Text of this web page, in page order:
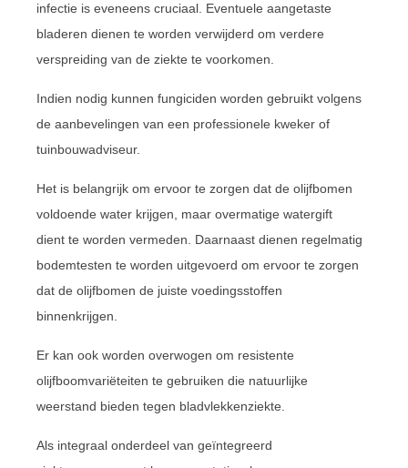
infectie is eveneens cruciaal. Eventuele aangetaste
bladeren dienen te worden verwijderd om verdere
verspreiding van de ziekte te voorkomen.
Indien nodig kunnen fungiciden worden gebruikt volgens
de aanbevelingen van een professionele kweker of
tuinbouwadviseur.
Het is belangrijk om ervoor te zorgen dat de olijfbomen
voldoende water krijgen, maar overmatige watergift
dient te worden vermeden. Daarnaast dienen regelmatig
bodemtesten te worden uitgevoerd om ervoor te zorgen
dat de olijfbomen de juiste voedingsstoffen
binnenkrijgen.
Er kan ook worden overwogen om resistente
olijfboomvariëteiten te gebruiken die natuurlijke
weerstand bieden tegen bladvlekkenziekte.
Als integraal onderdeel van geïntegreerd